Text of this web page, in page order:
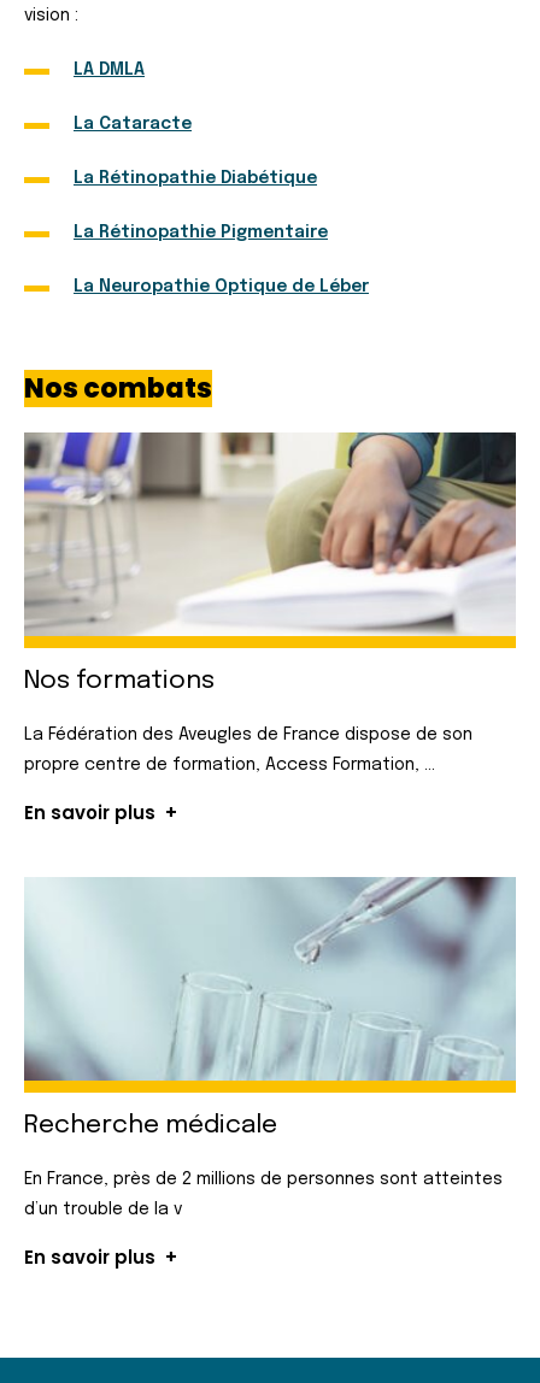
vision :
LA DMLA
La Cataracte
La Rétinopathie Diabétique
La Rétinopathie Pigmentaire
La Neuropathie Optique de Léber
Nos combats
Nos formations
La Fédération des Aveugles de France dispose de son
propre centre de formation, Access Formation, ...
En savoir plus
Recherche médicale
En France, près de 2 millions de personnes sont atteintes
d’un trouble de la v
En savoir plus